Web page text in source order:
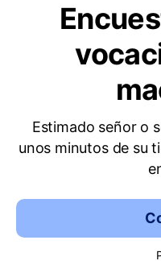
Estimado señor o
unos minutos de su